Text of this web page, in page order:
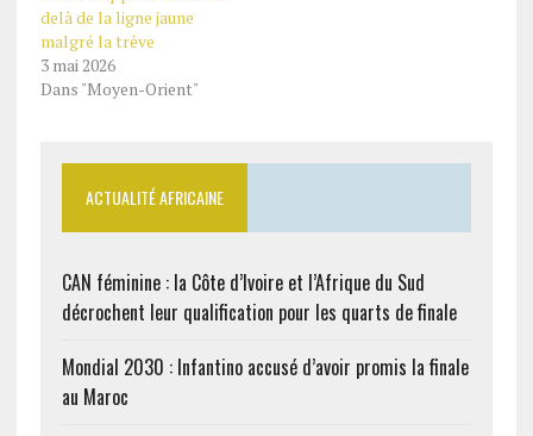
delà de la ligne jaune
malgré la trêve
3 mai 2026
Dans "Moyen-Orient"
ACTUALITÉ AFRICAINE
CAN féminine : la Côte d’Ivoire et l’Afrique du Sud
décrochent leur qualification pour les quarts de finale
Mondial 2030 : Infantino accusé d’avoir promis la finale
au Maroc